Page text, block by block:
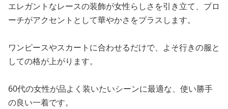
エレガントなレースの装飾が女性らしさを引き立て、ブロ
ーチがアクセントとして華やかさをプラスします。
ワンピースやスカートに合わせるだけで、よそ行きの服と
しての格が上がります。
60代の女性が品よく装いたいシーンに最適な、使い勝手
の良い一着です。